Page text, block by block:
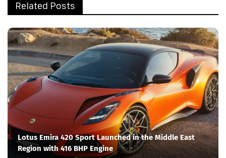
Related Posts
Lotus Emira 420 Sport Launched in the Middle East
Region with 416 BHP Engine